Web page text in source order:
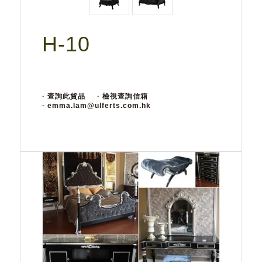
H-10
· 查詢此貨品
· 檢視查詢信箱
· emma.lam@ulferts.com.hk